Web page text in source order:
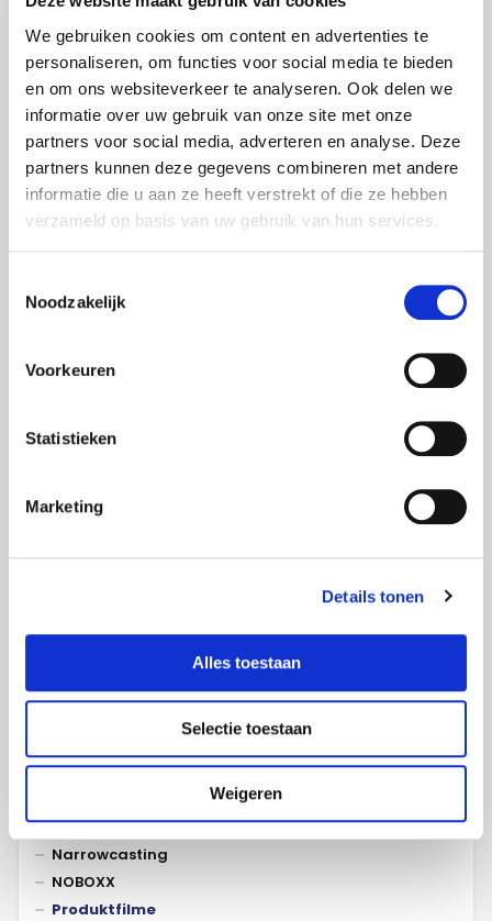
We gebruiken cookies om content en advertenties te
personaliseren, om functies voor social media te bieden
en om ons websiteverkeer te analyseren. Ook delen we
informatie over uw gebruik van onze site met onze
partners voor social media, adverteren en analyse. Deze
partners kunnen deze gegevens combineren met andere
informatie die u aan ze heeft verstrekt of die ze hebben
verzameld op basis van uw gebruik van hun services.
Noodzakelijk
Voorkeuren
Statistieken
Marketing
Details tonen
Alles toestaan
Selectie toestaan
Weigeren
BUSINESS ,ANIMATIONEN ,PRODUKTFILME
Animation SPG Prints
Im Vorfeld einer Reihe von internationalen Messen
wandte sich SPG Prints an FOXX AV Content.
Während unsere Kollegen von FOXX AV Rental
mitwirken durften, um die Mess Stände mit
Content diese Animation erstellt, um den neuesten
Textil- und Dekordrucker von SPG Print, den Javelin,
Referenzen pro Kategorie
Ausbildung
Beerdigung
Konferenzen
Messen
Narrowcasting
NOBOXX
Produktfilme